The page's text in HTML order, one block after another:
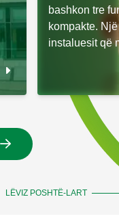
bashkon tre
kompakte.
instaluesit që
LËVIZ POSHTË-LART